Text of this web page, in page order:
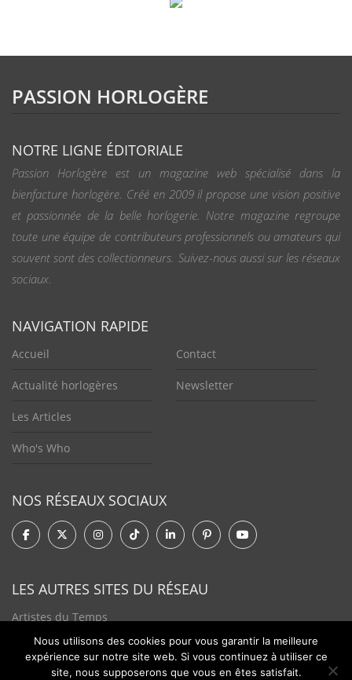
PASSION HORLOGÈRE
NOTRE LIGNE ÉDITORIALE
Passion Horlogère est un magazine web spécialisé dans la
bienfacture horlogère. Créé en 2009 il propose une vision positive
et passionnée de la belle horlogerie. Notre magazine regroupe
toute une équipe de contributeurs professionnels ou amateurs qui
souvent sont des collectionneurs. Suivez-nous aussi sur les réseaux
sociaux.
NAVIGATION RAPIDE
Accueil
Actualité horlogères
Les Articles
Who's Who
Contact
Newsletter
NOS RÉSEAUX SOCIAUX
LES AUTRES SITES DU RÉSEAU
Artistes du Temps
Tendances Plurielles
Nous utilisons des cookies pour vous garantir la meilleure
expérience sur notre site web. Si vous continuez à utiliser ce
site, nous supposerons que vous en êtes satisfait.